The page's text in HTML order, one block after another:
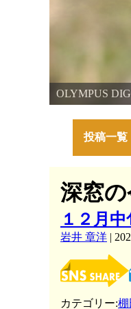
OLYMPUS
投稿一覧
深窓
１２月
岩井 章洋 |
カテゴリー:棚